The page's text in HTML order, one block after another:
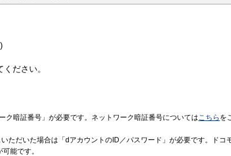
ださい。
ク暗証番号」が必要です。ネットワーク暗証番号についてはこちら を
ただいた場合は「dアカウントのID／パスワード」が必要です。ドコ
能です。